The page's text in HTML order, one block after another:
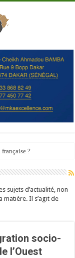
les 200 premières
sujets d’actualité, non
matière. Il s’agit de
socio-
l’Ouest